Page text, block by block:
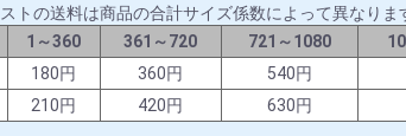
トの送料は商品の合計サイズ係数によって異なりま
1～360 361～720 721～1080
180円 360円 540円
210円 420円 630円